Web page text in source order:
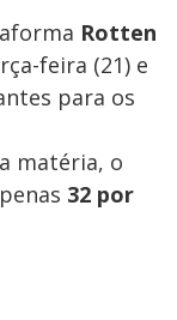
Rotten
feira (21) e
para os
matéria, o
32 por